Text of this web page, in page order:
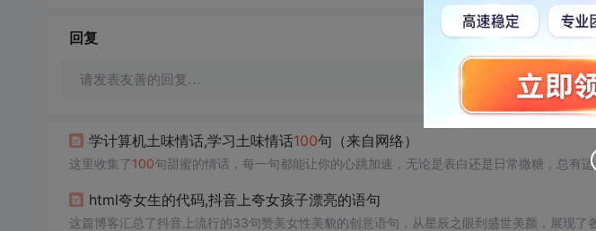
回复
请发表友善的回复…
学计算机土味情话,学习土味情话100句（来自网络）
这里收集了100句甜蜜的情话，每一句都能让你的心跳加速，无论是表白还是日常撒糖，总有适
html夸女生的代码,抖音上夸女孩子漂亮的语句
这篇博客汇总了抖音上流行的33句赞美女性美貌的创意语句，从星辰之眼到盛世美颜，展现了